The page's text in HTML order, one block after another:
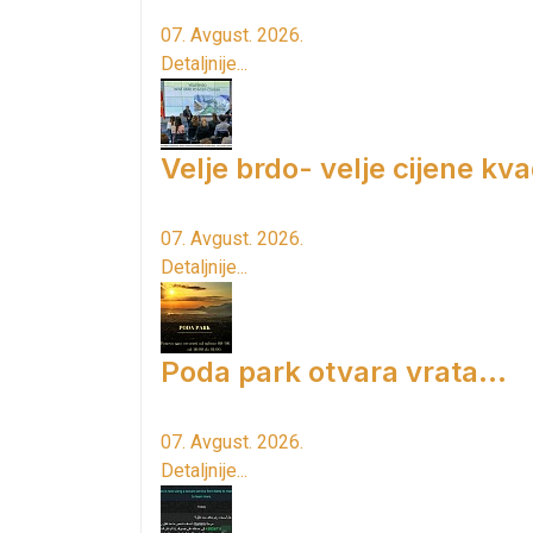
07. Avgust. 2026.
Detaljnije...
Velje brdo- velje cijene
07. Avgust. 2026.
Detaljnije...
Poda park otvara vrata...
07. Avgust. 2026.
Detaljnije...